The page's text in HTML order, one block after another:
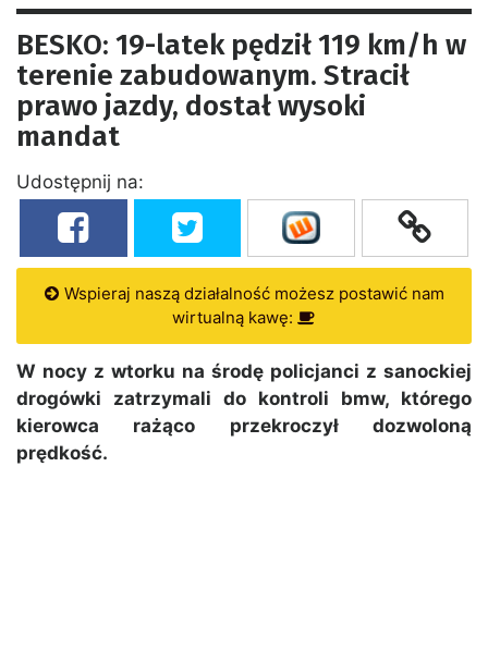
BESKO: 19-latek pędził 119 km/h w
terenie zabudowanym. Stracił
prawo jazdy, dostał wysoki
mandat
Udostępnij na:
Wspieraj naszą działalność możesz postawić nam
wirtualną kawę:
W nocy z wtorku na środę policjanci z sanockiej
drogówki zatrzymali do kontroli bmw, którego
kierowca rażąco przekroczył dozwoloną
prędkość.